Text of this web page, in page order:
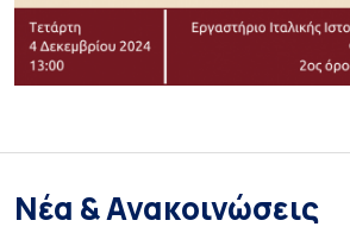
Νέα & Ανακοινώσεις